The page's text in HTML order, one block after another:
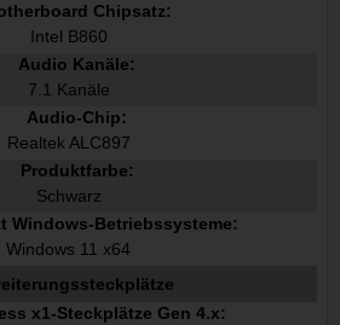
Chipsatz:
Intel B860
Audio Kanäle:
7.1 Kanäle
Audio-Chip:
Realtek ALC897
Produktfarbe:
Schwarz
Windows-Betriebssysteme:
Windows 11 x64
x1-Steckplätze Gen 4.x: